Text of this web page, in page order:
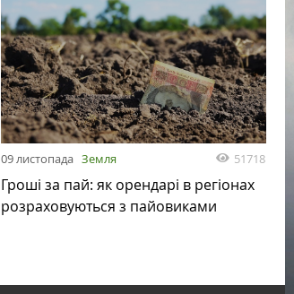
09 листопада Земля 51718
Гроші за пай: як орендарі в регіонах
розраховуються з пайовиками